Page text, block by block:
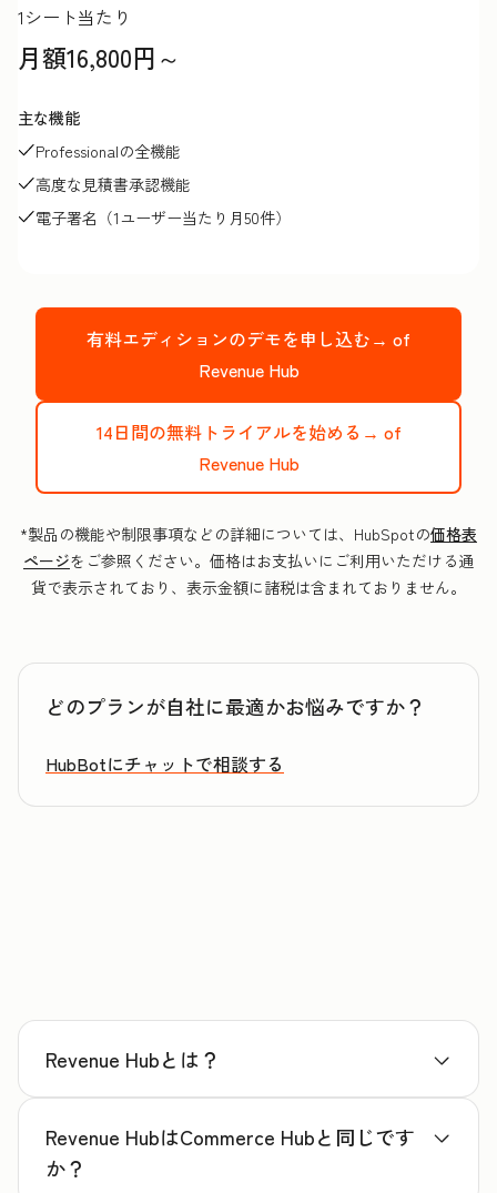
1シート当たり
月額16,800円～
主な機能
Professionalの全機能
高度な見積書承認機能
電子署名（1ユーザー当たり月50件）
有料エディションのデモを申し込む→ of
Revenue Hub
14日間の無料トライアルを始める→ of
Revenue Hub
*製品の機能や制限事項などの詳細については、HubSpotの価格表
ページをご参照ください。価格はお支払いにご利用いただける通
貨で表示されており、表示金額に諸税は含まれておりません。
どのプランが自社に最適かお悩みですか？
HubBotにチャットで相談する
Revenue Hubとは？
Revenue HubはCommerce Hubと同じです
か？